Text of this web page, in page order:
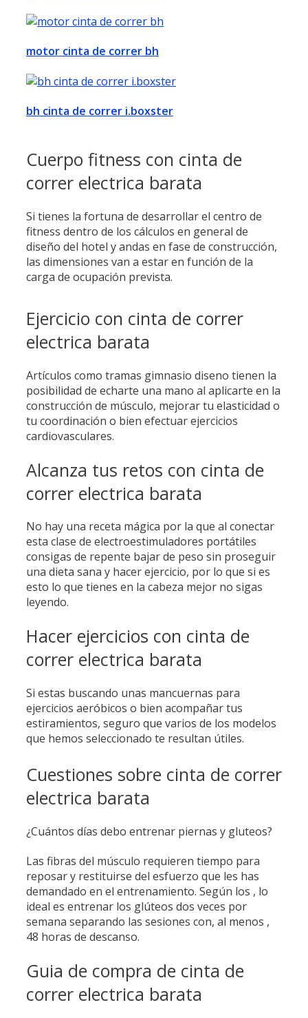
motor cinta de correr bh
bh cinta de correr i.boxster
Cuerpo fitness con cinta de
correr electrica barata
Si tienes la fortuna de desarrollar el centro de
fitness dentro de los cálculos en general de
diseño del hotel y andas en fase de construcción,
las dimensiones van a estar en función de la
carga de ocupación prevista.
Ejercicio con cinta de correr
electrica barata
Artículos como tramas gimnasio diseno tienen la
posibilidad de echarte una mano al aplicarte en la
construcción de músculo, mejorar tu elasticidad o
tu coordinación o bien efectuar ejercicios
cardiovasculares.
Alcanza tus retos con cinta de
correr electrica barata
No hay una receta mágica por la que al conectar
esta clase de electroestimuladores portátiles
consigas de repente bajar de peso sin proseguir
una dieta sana y hacer ejercicio, por lo que si es
esto lo que tienes en la cabeza mejor no sigas
leyendo.
Hacer ejercicios con cinta de
correr electrica barata
Si estas buscando unas mancuernas para
ejercicios aeróbicos o bien acompañar tus
estiramientos, seguro que varios de los modelos
que hemos seleccionado te resultan útiles.
Cuestiones sobre cinta de correr
electrica barata
¿Cuántos días debo entrenar piernas y gluteos?
Las fibras del músculo requieren tiempo para
reposar y restituirse del esfuerzo que les has
demandado en el entrenamiento. Según los , lo
ideal es entrenar los glúteos dos veces por
semana separando las sesiones con, al menos ,
48 horas de descanso.
Guia de compra de cinta de
correr electrica barata